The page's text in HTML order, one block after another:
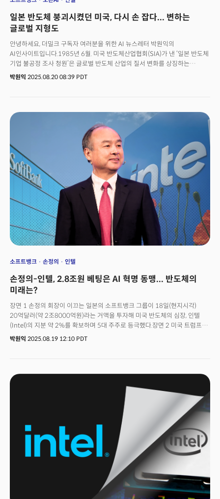
일본 반도체 붕괴시켰던 미국, 다시 손 잡다... 변하는
글로벌 지형도
안녕하세요, 더밀크 구독자 여러분을 위한 AI 뉴스레터 박원익의
AI인사이트입니다.1985년 6월. 미국 반도체산업협회(SIA)가 낸 ‘일본 반도체
기업 불공정 조사 청원’은 글로벌 반도체 산업의 질서 변화를 상징하는
사건이었습니다. 산업의 주도권이 일본으로 기울기 시작하자 미국이 보호무역
이듬해 체결된 유명한 미일 반도체 협정이 그 결과입니다.‘일본 반도체를
붕괴시켰다’는 평가를 받는 협정 체결 이후 39년. 강산이 네 번 바뀔 시간이
흐른 지금, 새로운 반도체 산업의 질서가 탄생할 조짐을 보이고 있습니다.
이번에는 미국과 일본이 손을 맞잡는 구도입니다. 손정의 소프트뱅크 그룹
회장이 변화의 ‘촉매제’ 역할을 자처하고 나섰습니다.
박원익 2025.08.20 08:39 PDT
소프트뱅크 손정의 인텔
손정의-인텔, 2.8조원 베팅은 AI 혁명 동맹... 반도체의
미래는?
장면 1 손정의 회장이 이끄는 일본의 소프트뱅크 그룹이 18일(현지시각)
20억달러(약 2조8000억원)라는 거액을 투자해 미국 반도체의 심장, 인텔
(Intel)의 지분 약 2%를 확보하며 5대 주주로 등극했다.장면 2 미국 트럼프
행정부가 ‘반도체 지원법(CHIPS and Science Act)’에 따라 인텔에 지급될
별개의 금융 투자처럼 보인다. 하지만 그 이면을 들여다보면 미국과 일본의
국가적 이해관계, 그리고 손정의 소프트뱅크 그룹 회장이 그리는 AI 전략이
정교하게 맞물린 ‘지정학적 빅딜’의 서막으로 해석할 수 있다. 미국 엔비디아
(Nvidia)가 독주하는 AI 반도체 시장과 대만 TSMC, 한국의 삼성전자가 양분해
온 파운드리(Foundry, 반도체 위탁 생산) 시장 구도를 재편할 수 있는
잠재력을 지녔기 때문이다. 시장의 신뢰를 불어넣는 민간 대형 투자 기업과
미국 행정부의 국가적 지원이 결합된, 국제적 규모의 ‘민관협력’ 프로젝트가
진행되고 있는 것이다. 핵심은 미국 종합반도체업체(IDM, Integrated Device
Manufacturer, 반도체 설계부터 완제품 생산까지 모든 분야를 자체 운영하는
업체를 의미) 인텔 되살리기. 한때 반도체의 왕으로 군림했던 인텔이 과거의
지위를 되찾고, 지형도를 바꿀 수 있을지 업계의 시선이 쏠리고 있다.
박원익 2025.08.19 12:10 PDT